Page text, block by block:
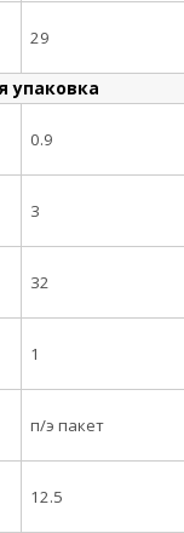
29
упаковка
0.9
3
32
1
п/э пакет
12.5